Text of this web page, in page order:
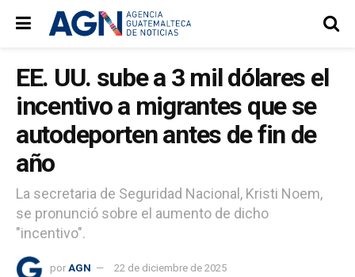
EE. UU. sube a 3 mil dólares el
incentivo a migrantes que se
autodeporten antes de fin de
año
La secretaria de Seguridad Nacional, Kristi Noem,
se pronunció sobre el aumento de dicho
"incentivo".
por AGN 22 de diciembre de 2025